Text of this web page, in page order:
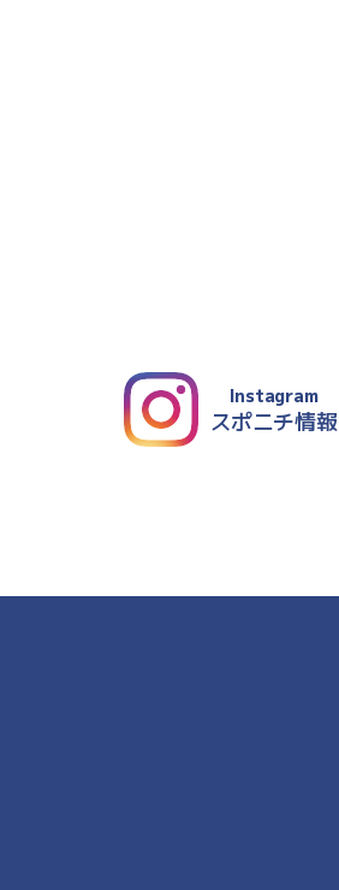
Instagram
スポニチ情報